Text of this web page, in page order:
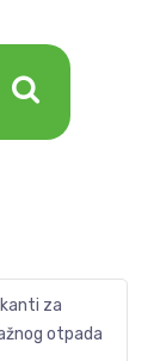
za
otpada